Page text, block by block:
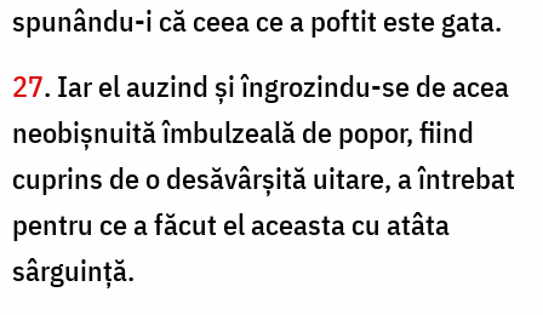
spunându-i că ceea ce a poftit este gata.
27. Iar el auzind şi îngrozindu-se de acea
neobişnuită îmbulzeală de popor, fiind
cuprins de o desăvârşită uitare, a întrebat
pentru ce a făcut el aceasta cu atâta
sârguinţă.